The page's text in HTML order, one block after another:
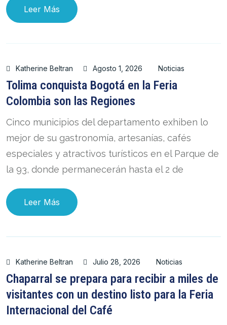
Leer Más
Katherine Beltran Agosto 1, 2026 Noticias
Tolima conquista Bogotá en la Feria
Colombia son las Regiones
Cinco municipios del departamento exhiben lo
mejor de su gastronomía, artesanías, cafés
especiales y atractivos turísticos en el Parque de
la 93, donde permanecerán hasta el 2 de
Leer Más
Katherine Beltran Julio 28, 2026 Noticias
Chaparral se prepara para recibir a miles de
visitantes con un destino listo para la Feria
Internacional del Café